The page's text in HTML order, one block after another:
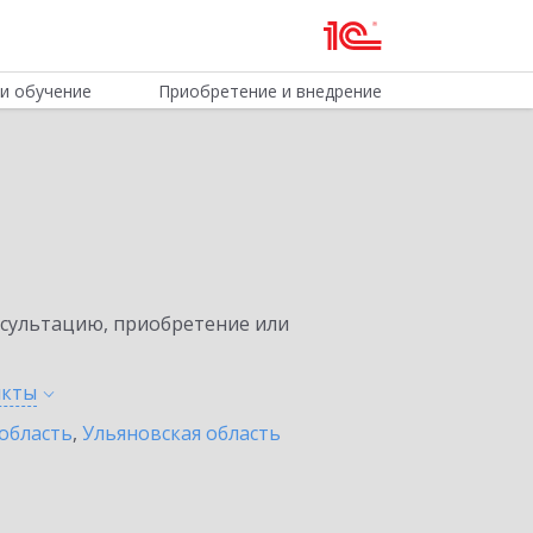
обучение Приобретение и внедрение
приобретение или
, Ульяновская область